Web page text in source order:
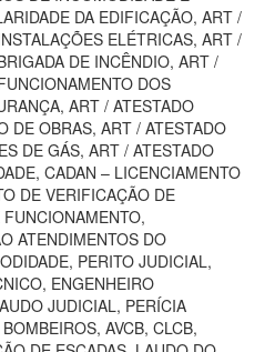
DA EDIFICAÇÃO, ART /
ELÉTRICAS, ART /
DE INCÊNDIO, ART /
DOS
ART / ATESTADO
DE OBRAS, ART / ATESTADO
DE GÁS, ART / ATESTADO
CADAN – LICENCIAMENTO
DE VERIFICAÇÃO DE
ATENDIMENTOS DO
PERITO JUDICIAL,
ENGENHEIRO
JUDICIAL, PERÍCIA
AVCB, CLCB,